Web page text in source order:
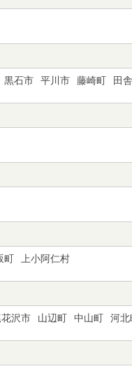
黒石市 平川市 藤崎町 田
町 上小阿仁村
花沢市 山辺町 中山町 河北